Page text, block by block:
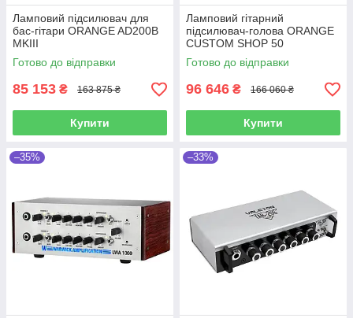
Ламповий підсилювач для
бас-гітари ORANGE AD200B
MKIII
Готово до відправки
85 153 ₴ 163 875 ₴
Купити
Ламповий гітарний
підсилювач-голова ORANGE
CUSTOM SHOP 50
Готово до відправки
96 646 ₴ 166 060 ₴
Купити
–35% –33%